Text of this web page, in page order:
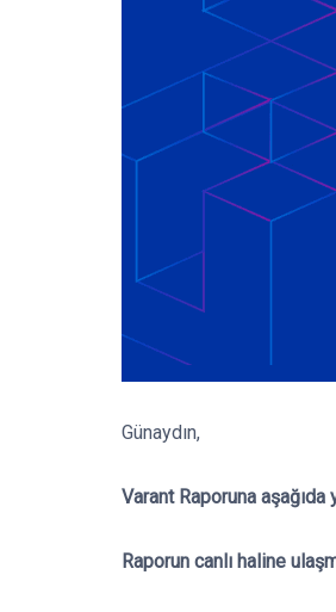
Günaydın,
Varant Raporuna
Raporun canlı haline